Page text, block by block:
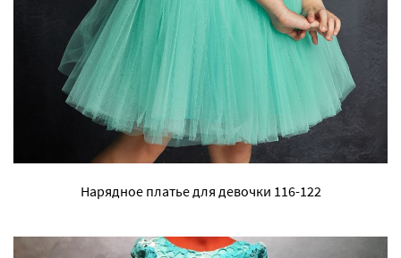
Нарядное платье для девочки 116-122